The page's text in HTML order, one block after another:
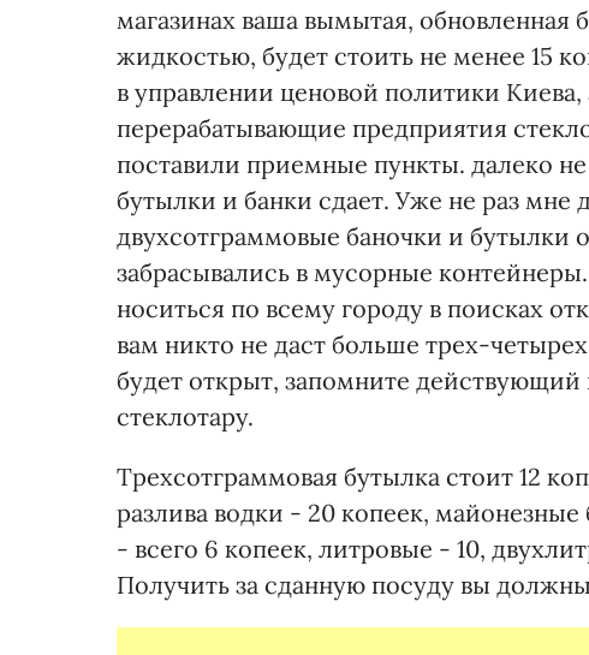
магазинах ваша вымытая, обновленная
жидкостью, будет стоить не менее 15
в управлении ценовой политики
перерабатывающие предприятия
поставили приемные пункты. далеко
бутылки и банки сдает. Уже не раз мне
двухсотграммовые баночки и бутылки
забрасывались в мусорные
носиться по всему городу в поисках
вам никто не даст больше трех-
будет открыт, запомните действующий
стеклотару.
Трехсотграммовая бутылка стоит 12
разлива водки - 20 копеек,
- всего 6 копеек, литровые - 10,
Получить за сданную посуду вы должны